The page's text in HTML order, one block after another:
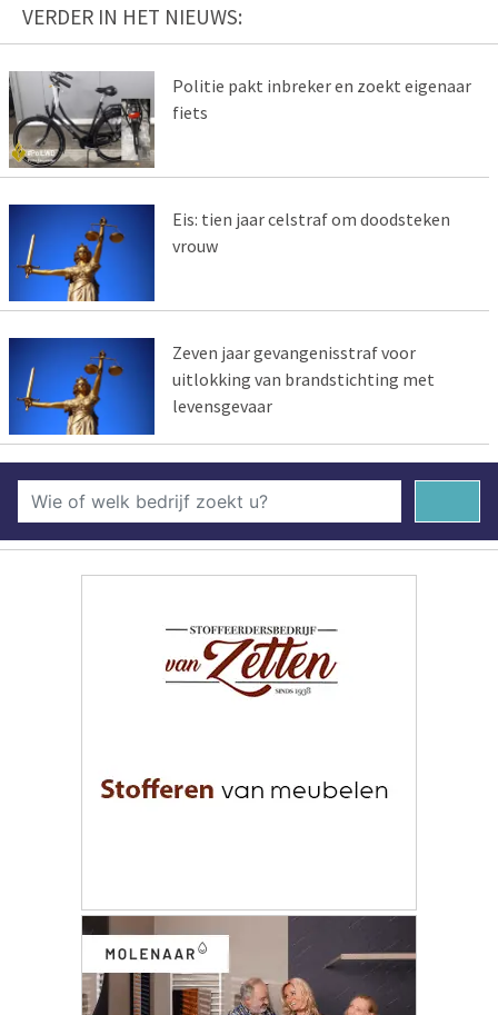
VERDER IN HET NIEUWS:
Politie pakt inbreker en zoekt eigenaar
fiets
Eis: tien jaar celstraf om doodsteken
vrouw
Zeven jaar gevangenisstraf voor
uitlokking van brandstichting met
levensgevaar